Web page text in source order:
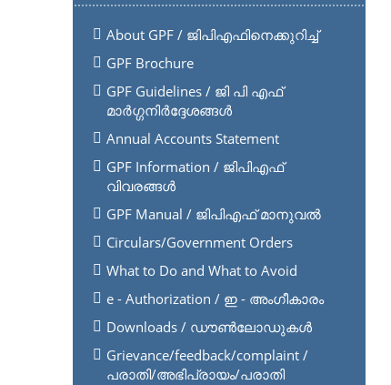
About GPF / ജിപിഎഫിനെക്കുറിച്ച്
GPF Brochure
GPF Guidelines / ജി പി എഫ്
മാർഗ്ഗനിർദ്ദേശങ്ങൾ
Annual Accounts Statement
GPF Information / ജിപിഎഫ്
വിവരങ്ങൾ
GPF Manual / ജിപിഎഫ് മാനുവൽ
Circulars/Government Orders
What to Do and What to Avoid
e - Authorization / ഇ - അംഗീകാരം
Downloads / ഡൗൺലോഡുകൾ
Grievance/feedback/complaint /
പരാതി/അഭിപ്രായം/പരാതി